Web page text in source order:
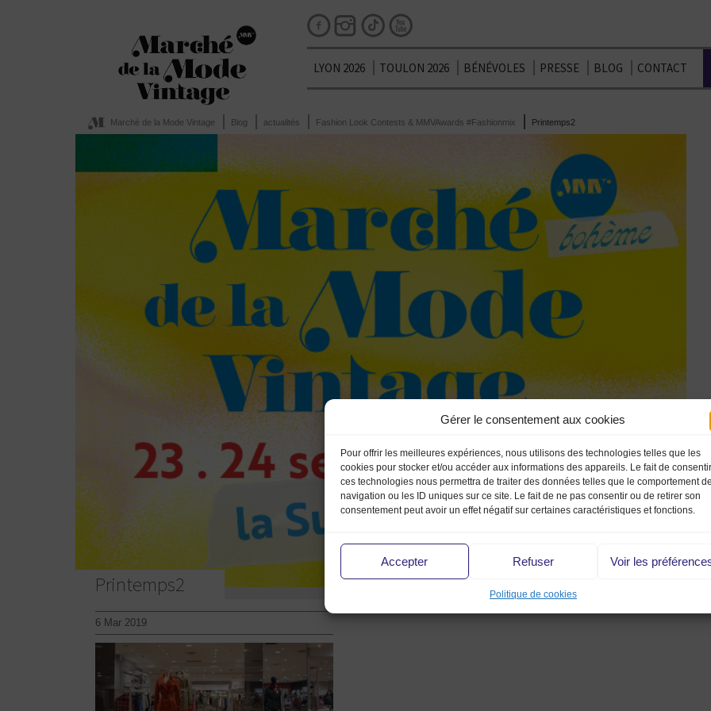
Gérer le consentement aux cookies
Pour offrir les meilleures expériences, nous utilisons des technologies telles que les
cookies pour stocker et/ou accéder aux informations des appareils. Le fait de
ces technologies nous permettra de traiter des données telles que le comportement de
navigation ou les ID uniques sur ce site. Le fait de ne pas consentir ou de retirer son
consentement peut avoir un effet négatif sur certaines caractéristiques et fonctions.
Accepter Refuser Voir les
Politique de cookies
LYON 2026 TOULON 2026 BÉNÉVOLES PRESSE BLOG CONTACT
Marché de la Mode Vintage Blog actualités Fashion Look Contests & MMVAwards #Fashionmix Printemps2
Printemps2
6 Mar 2019